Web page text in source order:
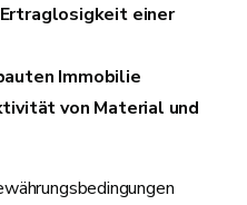
einer
Immobilie
von Material und